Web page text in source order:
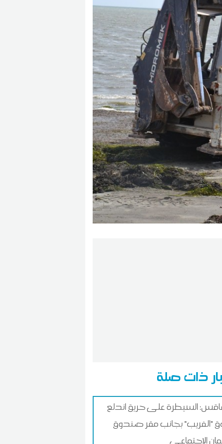
ذات صلة
السيطرة على حريق اندلع
"الفريب" بجانب مقر صندوق
الاجتماعي